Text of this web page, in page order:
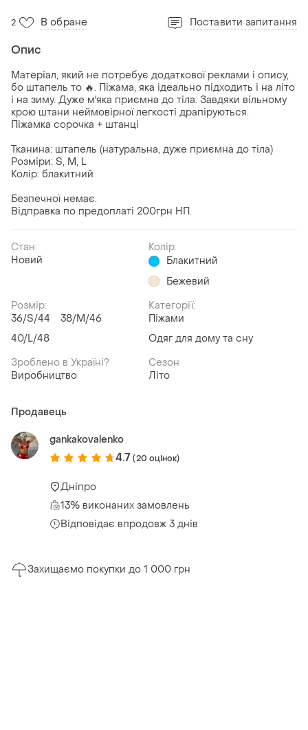
2 В обране Поставити запитання
Опис
Матеріал, який не потребує додаткової реклами і опису,
бо штапель то 🔥. Піжама, яка ідеально підходить і на літо
і на зиму. Дуже м'яка приємна до тіла. Завдяки вільному
крою штани неймовірної легкості драпіруються.
Піжамка сорочка + штанці
Тканина: штапель (натуральна, дуже приємна до тіла)
Розміри: S, M, L
Колір: блакитний
Безпечної немає.
Відправка по предоплаті 200грн НП.
Стан:
Новий
Колір:
Блакитний
Бежевий
Розмір:
36/S/44
38/M/46
40/L/48
Категорії:
Піжами
Одяг для дому та сну
Зроблено в Україні?
Виробництво
Сезон
Літо
Продавець
gankakovalenko
4.7 (20 оцінок)
Дніпро
13% виконаних замовлень
Відповідає впродовж 3 днів
Захищаємо покупки до 1 000 грн